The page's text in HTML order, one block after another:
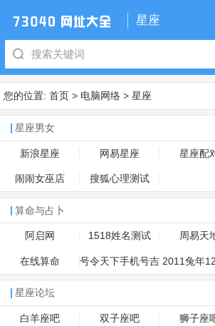
星座
您的位置: 首页 > 电脑网络 > 星座
星座男女
新浪星座 网易星座 星座配
闹闹女巫店 搜狐心理测试
算命与占卜
阿启网 1518姓名测试 周易天
在线算命 号令天下手机号吉 2011兔年
星座论坛
白羊座吧 双子座吧 狮子座